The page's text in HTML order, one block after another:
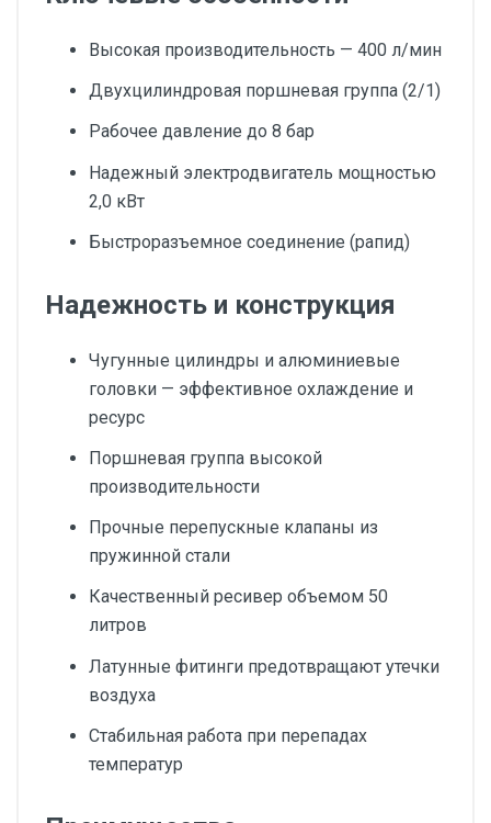
Высокая производительность — 400 л/мин
Двухцилиндровая поршневая группа (2/1)
Рабочее давление до 8 бар
Надежный электродвигатель мощностью
2,0 кВт
Быстроразъемное соединение (рапид)
Надежность и конструкция
Чугунные цилиндры и алюминиевые
головки — эффективное охлаждение и
ресурс
Поршневая группа высокой
производительности
Прочные перепускные клапаны из
пружинной стали
Качественный ресивер объемом 50
литров
Латунные фитинги предотвращают утечки
воздуха
Стабильная работа при перепадах
температур